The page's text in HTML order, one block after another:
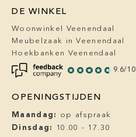
DE WINKEL
Woonwinkel Veenendaal
Meubelzaak in Veenendaal
Hoekbanken Veenendaal
9.6/10
OPENINGSTIJDEN
Maandag: op afspraak
Dinsdag: 10.00 - 17.30